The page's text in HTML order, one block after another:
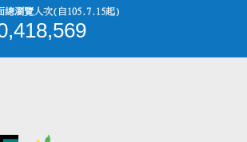
總瀏覽人次(自105.7.15起)